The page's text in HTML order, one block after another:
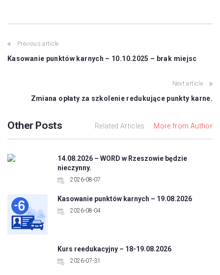
Previous article
Kasowanie punktów karnych – 10.10.2025 – brak miejsc
Next article
Zmiana opłaty za szkolenie redukujące punkty karne.
Other Posts Related Articles More from Author
14.08.2026 – WORD w Rzeszowie będzie
nieczynny.
2026-08-07
Kasowanie punktów karnych – 19.08.2026
2026-08-04
Kurs reedukacyjny – 18-19.08.2026
2026-07-31